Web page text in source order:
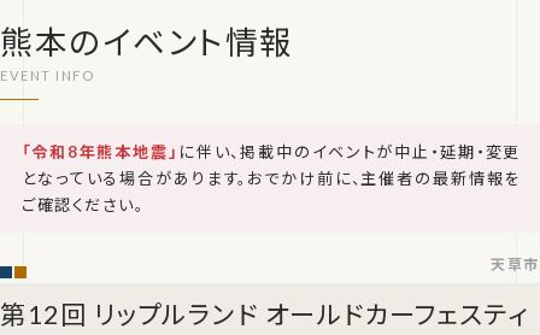
熊本のイベント情報
「令和8年熊本地震」 に伴い、掲載中のイベントが中止・延期・変更
となっている場合があります。おでかけ前に、主催者の最新情報を
ご確認ください。
第12回 リップルランド オールドカーフェスティ
天草市